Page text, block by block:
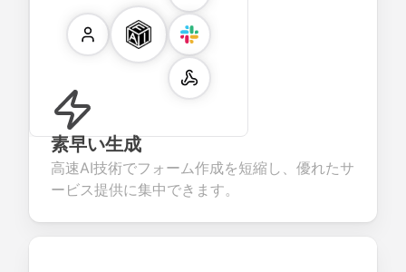
素早い生成
高速AI技術でフォーム作成を短縮し、優れたサ
ービス提供に集中できます。